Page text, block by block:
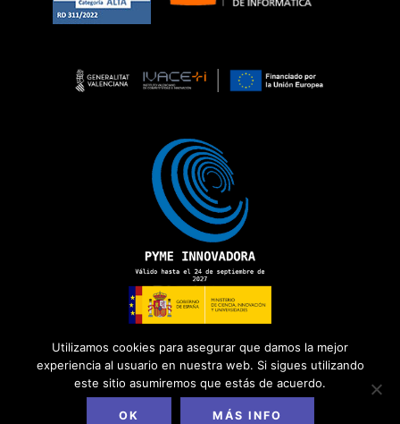
Copyright 2026 ©ADD Informática· Todos los derechos
Política de Privacidad Aviso Legal|Política de Cookies
Utilizamos cookies para asegurar que damos la mejor
experiencia al usuario en nuestra web. Si sigues utilizando
este sitio asumiremos que estás de acuerdo.
OK MÁS INFO